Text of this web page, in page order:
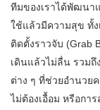
ทีมของเราได้พัฒนา
ใช้แล้วมีความสุข ทั้ง
ติดตั้งราวจับ (Grab
เดินแล้วไม่ลื่น รวมถึ
ต่าง ๆ ที่ช่วยอำนวย
ไม่ต้องเอื้อม หรือกา